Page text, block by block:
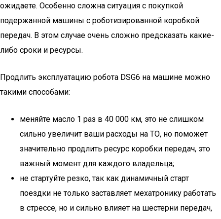
ожидаете. Особенно сложна ситуация с покупкой
подержанной машины с роботизированной коробкой
передач. В этом случае очень сложно предсказать какие-
либо сроки и ресурсы.
Продлить эксплуатацию робота DSG6 на машине можно
такими способами:
меняйте масло 1 раз в 40 000 км, это не слишком
сильно увеличит ваши расходы на ТО, но поможет
значительно продлить ресурс коробки передач, это
важный момент для каждого владельца;
не стартуйте резко, так как динамичный старт
поездки не только заставляет мехатронику работать
в стрессе, но и сильно влияет на шестерни передач,